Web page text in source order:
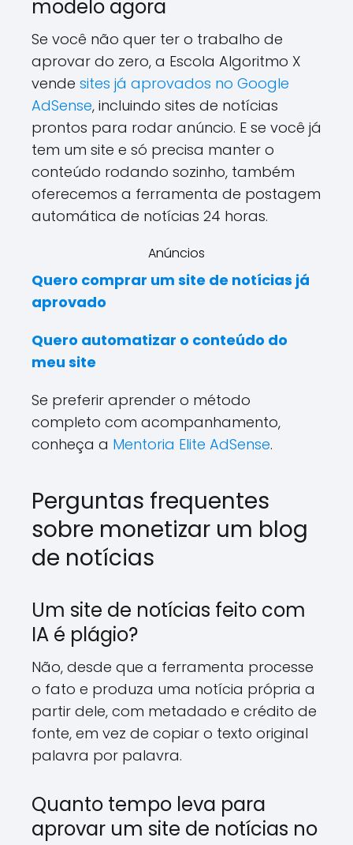
modelo agora
Se você não quer ter o trabalho de
aprovar do zero, a Escola Algoritmo X
vende sites já aprovados no Google
AdSense, incluindo sites de notícias
prontos para rodar anúncio. E se você já
tem um site e só precisa manter o
conteúdo rodando sozinho, também
oferecemos a ferramenta de postagem
automática de notícias 24 horas.
Anúncios
Quero comprar um site de notícias já
aprovado
Quero automatizar o conteúdo do
meu site
Se preferir aprender o método
completo com acompanhamento,
conheça a Mentoria Elite AdSense.
Perguntas frequentes
sobre monetizar um blog
de notícias
Um site de notícias feito com
IA é plágio?
Não, desde que a ferramenta processe
o fato e produza uma notícia própria a
partir dele, com metadado e crédito de
fonte, em vez de copiar o texto original
palavra por palavra.
Quanto tempo leva para
aprovar um site de notícias no